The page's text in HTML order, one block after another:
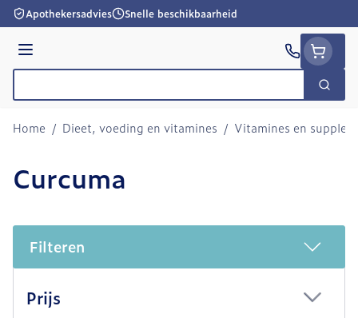
Ga naar de inhoud
Apothekersadvies Snelle beschikbaarheid
Menu
Zoek
Home / Dieet, voeding en vitamines / Vitamines en
Curcuma
Filteren
Prijs